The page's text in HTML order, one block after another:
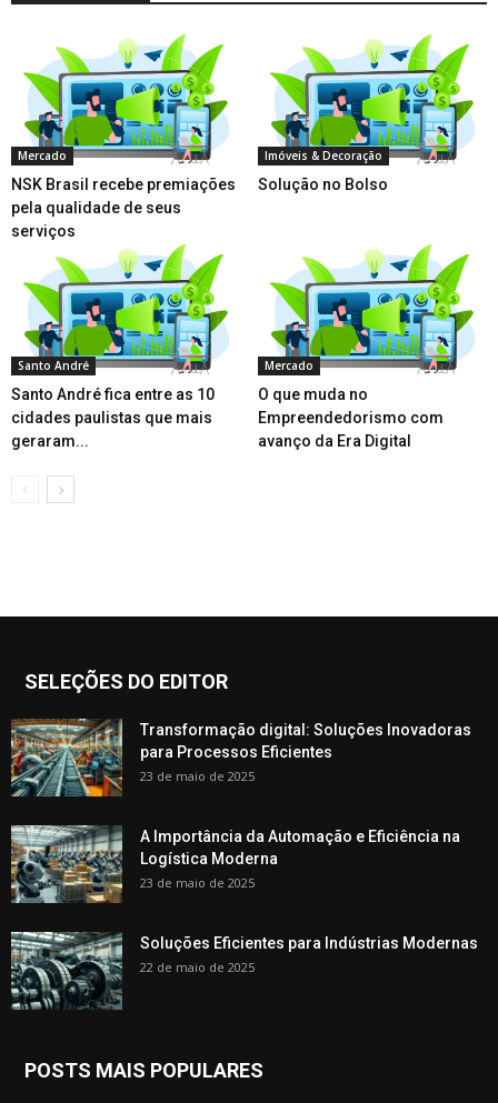
Mercado
NSK Brasil recebe premiações
pela qualidade de seus
serviços
Imóveis & Decoração
Solução no Bolso
Santo André
Santo André fica entre as 10
cidades paulistas que mais
geraram...
Mercado
O que muda no
Empreendedorismo com
avanço da Era Digital
SELEÇÕES DO EDITOR
Transformação digital: Soluções Inovadoras
para Processos Eficientes
23 de maio de 2025
A Importância da Automação e Eficiência na
Logística Moderna
23 de maio de 2025
Soluções Eficientes para Indústrias Modernas
22 de maio de 2025
POSTS MAIS POPULARES